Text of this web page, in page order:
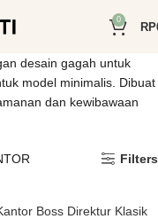
0
RP
desain gagah untuk
model minimalis. Dibuat
dan kewibawaan
Filters
Boss Direktur Klasik